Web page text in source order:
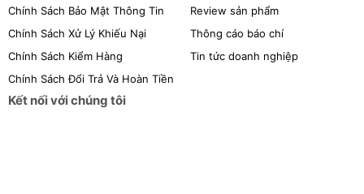
Chính Sách Bảo Mật Thông Tin
Chính Sách Xử Lý Khiếu Nại
Chính Sách Kiểm Hàng
Chính Sách Đổi Trả Và Hoàn Tiền
Review sản phẩm
Thông cáo báo chí
Tin tức doanh nghiệp
Kết nối với chúng tôi